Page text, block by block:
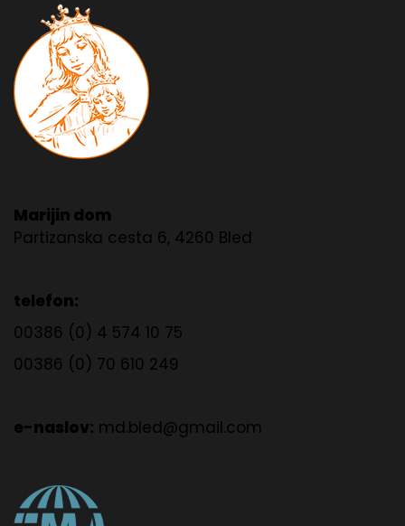
Marijin dom
Partizanska cesta 6, 4260 Bled
telefon:
00386 (0) 4 574 10 75
00386 (0) 70 610 249
e-naslov: md.bled@gmail.com